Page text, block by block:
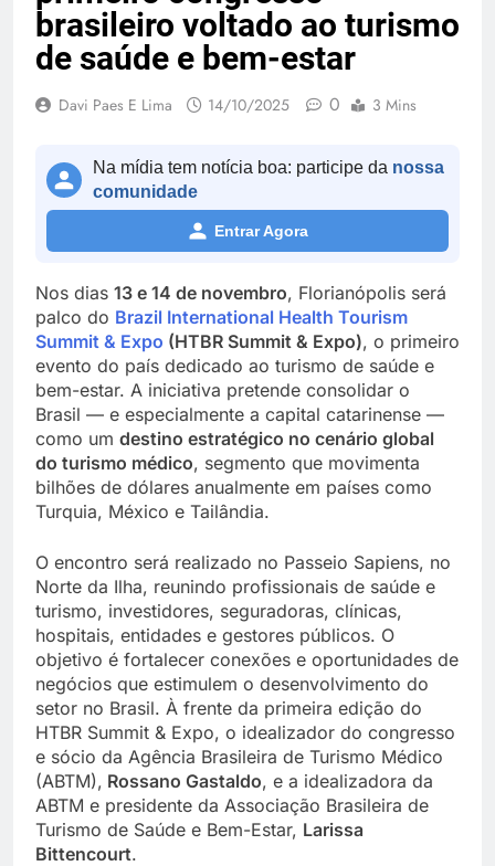
brasileiro voltado ao turismo
de saúde e bem-estar
Davi Paes E Lima 14/10/2025 0 3 Mins
Na mídia tem notícia boa: participe da nossa
comunidade
Entrar Agora
Nos dias 13 e 14 de novembro, Florianópolis será
palco do Brazil International Health Tourism
Summit & Expo (HTBR Summit & Expo), o primeiro
evento do país dedicado ao turismo de saúde e
bem-estar. A iniciativa pretende consolidar o
Brasil — e especialmente a capital catarinense —
como um destino estratégico no cenário global
do turismo médico, segmento que movimenta
bilhões de dólares anualmente em países como
Turquia, México e Tailândia.
O encontro será realizado no Passeio Sapiens, no
Norte da Ilha, reunindo profissionais de saúde e
turismo, investidores, seguradoras, clínicas,
hospitais, entidades e gestores públicos. O
objetivo é fortalecer conexões e oportunidades de
negócios que estimulem o desenvolvimento do
setor no Brasil. À frente da primeira edição do
HTBR Summit & Expo, o idealizador do congresso
e sócio da Agência Brasileira de Turismo Médico
(ABTM), Rossano Gastaldo, e a idealizadora da
ABTM e presidente da Associação Brasileira de
Turismo de Saúde e Bem-Estar, Larissa
Bittencourt.